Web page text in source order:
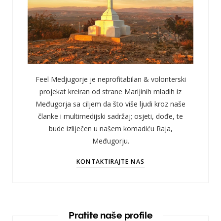
Feel Medjugorje je neprofitabilan & volonterski
projekat kreiran od strane Marijinih mladih iz
Međugorja sa ciljem da što više ljudi kroz naše
članke i multimedijski sadržaj; osjeti, dođe, te
bude izliječen u našem komadiću Raja,
Međugorju.
KONTAKTIRAJTE NAS
Pratite naše profile